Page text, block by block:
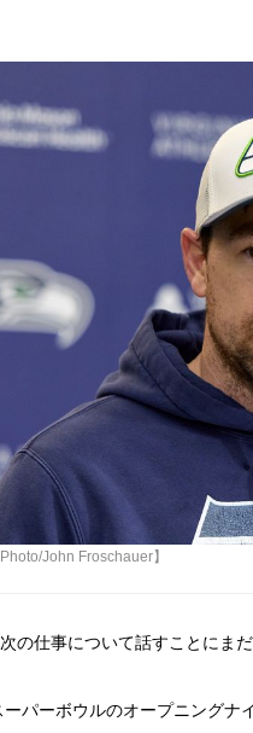
John Froschauer】
の仕事について話すことにまだ
ーパーボウルのオープニング